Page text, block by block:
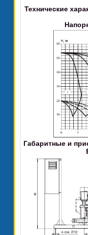
Технические
Габаритные и